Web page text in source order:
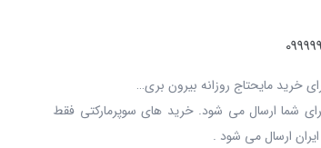
خرید مایحتاج روزانه بیرون بری…
شما ارسال می شود. خرید های سوپرمارکتی فقط
ارسال می شود .